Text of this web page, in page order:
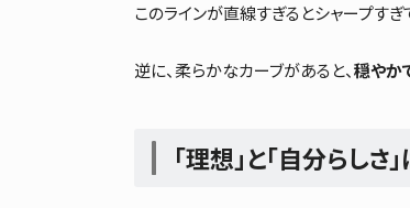
このラインが直線すぎるとシャープす
逆に、柔らかなカーブがあると、穏やか
「理想」と「自分らしさ